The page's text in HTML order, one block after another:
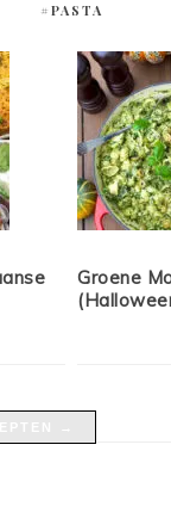
#PASTA
Groene